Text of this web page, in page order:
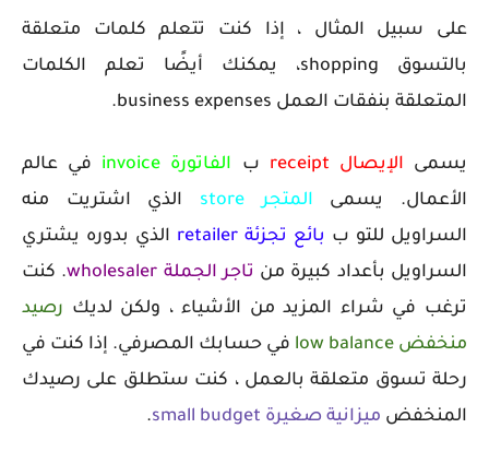
على سبيل المثال ، إذا كنت تتعلم كلمات متعلقة
بالتسوق shopping، يمكنك أيضًا تعلم الكلمات
المتعلقة بنفقات العمل
يسمى الإيصال receipt ب الفاتورة invoice في عالم
الأعمال. يسمى المتجر store الذي اشتريت منه
السراويل للتو ب بائع تجزئة retailer الذي بدوره يشتري
السراويل بأعداد كبيرة من تاجر الجملة wholesaler. كنت
ترغب في شراء المزيد من الأشياء ، ولكن لديك رصيد
منخفض low balance
في حسابك المصرفي. إذا كنت في
رحلة تسوق متعلقة بالعمل ، كنت ستطلق على رصيدك
المنخفض ميزانية صغيرة .